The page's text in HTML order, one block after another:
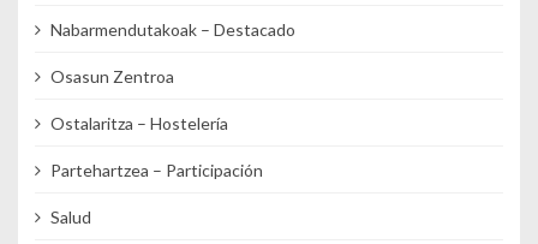
Nabarmendutakoak – Destacado
Osasun Zentroa
Ostalaritza – Hostelería
Partehartzea – Participación
Salud